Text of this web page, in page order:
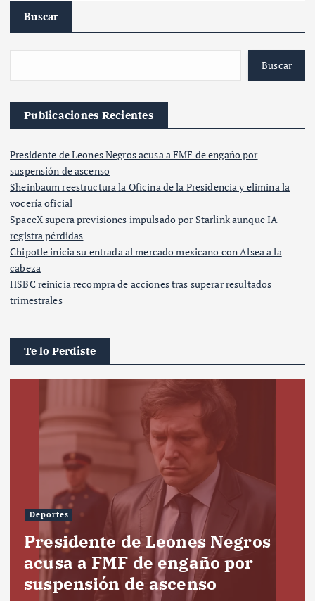
Buscar
Buscar
Publicaciones Recientes
Presidente de Leones Negros acusa a FMF de engaño por
suspensión de ascenso
Sheinbaum reestructura la Oficina de la Presidencia y elimina la
vocería oficial
SpaceX supera previsiones impulsado por Starlink aunque IA
registra pérdidas
Chipotle inicia su entrada al mercado mexicano con Alsea a la
cabeza
HSBC reinicia recompra de acciones tras superar resultados
trimestrales
Te lo Perdiste
Deportes
Presidente de Leones Negros
acusa a FMF de engaño por
suspensión de ascenso